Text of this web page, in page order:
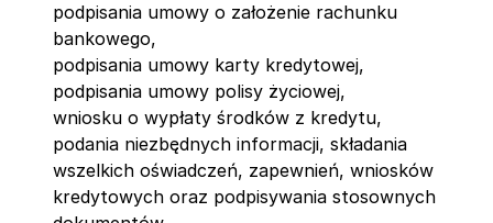
podpisania umowy o założenie rachunku
bankowego,
podpisania umowy karty kredytowej,
podpisania umowy polisy życiowej,
wniosku o wypłaty środków z kredytu,
podania niezbędnych informacji, składania
wszelkich oświadczeń, zapewnień, wniosków
kredytowych oraz podpisywania stosownych